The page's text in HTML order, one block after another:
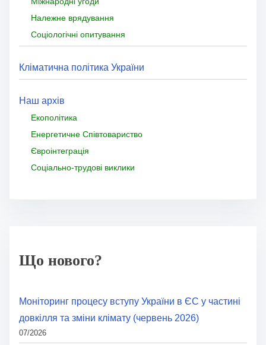
Належне врядування
Соціологічні опитування
Кліматична політика України
Наш архів
Екополітика
Енергетичне Співтовариство
Євроінтеграція
Соціально-трудові виклики
Що нового?
Моніторинг процесу вступу України в ЄС у частині
довкілля та зміни клімату (червень 2026)
07/2026